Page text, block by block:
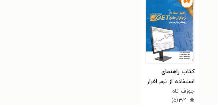
کتاب راهنمای
استفاده از نرم افزار
جامع ADVANCED
GET
جوزف تام
۳٫۴(۵)